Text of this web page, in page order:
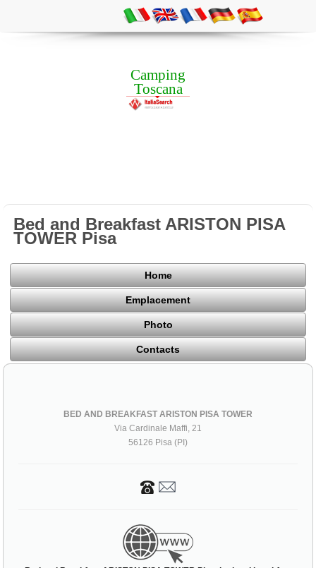
Camping
Toscana
Bed and Breakfast ARISTON PISA
TOWER Pisa
Home
Emplacement
Photo
Contacts
BED AND BREAKFAST ARISTON PISA TOWER
Via Cardinale Maffi, 21
56126 Pisa (PI)